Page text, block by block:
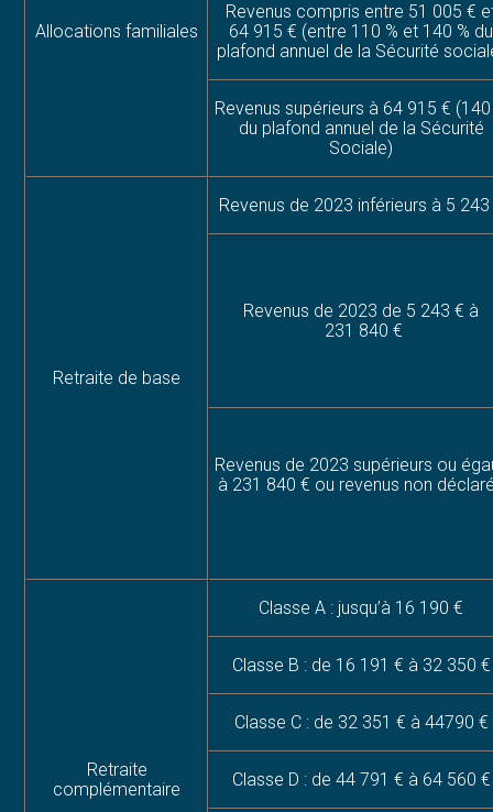
Allocations familiales
Revenus compris entre 51 005 €
64 915 € (entre 110 % et 140 % du
plafond annuel de la Sécurité
Revenus supérieurs à 64 915 € (140
du plafond annuel de la Sécurité
Sociale)
Retraite de base
Revenus de 2023 inférieurs à 5
Revenus de 2023 de 5 243 € à
231 840 €
Revenus de 2023 supérieurs ou
à 231 840 € ou revenus non
Retraite
complémentaire
Classe A : jusqu’à 16 190 €
Classe B : de 16 191 € à 32 350 €
Classe C : de 32 351 € à 44790 €
Classe D : de 44 791 € à 64 560 €